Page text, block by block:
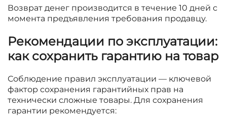
Возврат денег производится в течение 10 дней с
момента предъявления требования продавцу.
Рекомендации по эксплуатации:
как сохранить гарантию на товар
Соблюдение правил эксплуатации — ключевой
фактор сохранения гарантийных прав на
технически сложные товары. Для сохранения
гарантии рекомендуется: